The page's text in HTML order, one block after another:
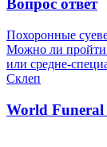
Вопрос ответ
Похоронные
Можно ли пройти
или средне-
Склеп
World Funeral